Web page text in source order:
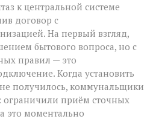
к центральной системе
договор с
На первый взгляд,
бытового вопроса, но с
правил — это
Когда установить
получилось, коммунальщики
приём сточных
это моментально